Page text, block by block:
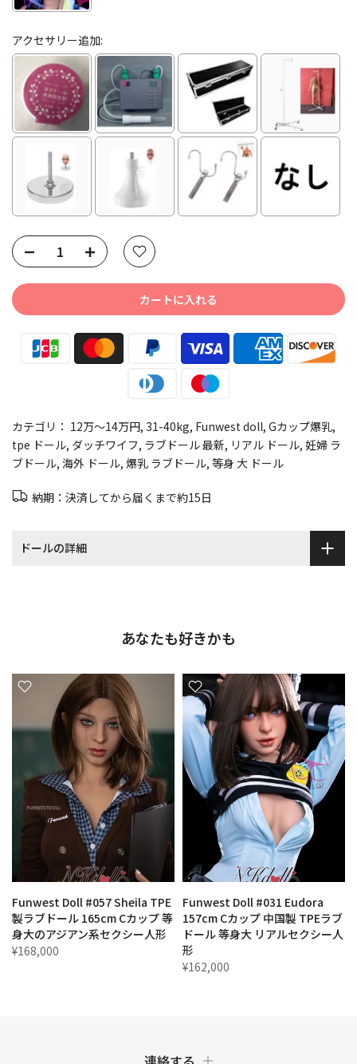
アクセサリー追加:
Selection will add to the price
カートに入れる
カテゴリ： 12万～14万円 31-40kg Funwest doll Gカップ爆乳
tpe ドール ダッチワイフ ラブドール 最新 リアル ドール 妊婦 ラ
ブドール 海外 ドール 爆乳 ラブドール 等身 大 ドール
納期：決済してから届くまで約15日
ドールの詳細
あなたも好きかも
Funwest Doll #057 Sheila TPE
製ラブドール 165cm Cカップ 等
身大のアジアン系セクシー人形
¥168,000
Funwest Doll #031 Eudora
157cm Cカップ 中国製 TPEラブ
ドール 等身大 リアルセクシー人
形
¥162,000